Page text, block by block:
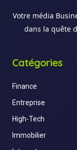
Votre média
dans la quête
Catégories
Finance
Entreprise
High-Tech
Immobilier